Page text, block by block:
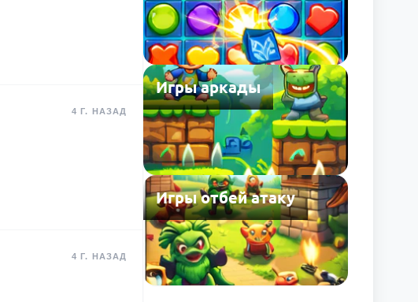
4 Г. НАЗАД
4 Г. НАЗАД
Игры аркады
Игры отбей атаку